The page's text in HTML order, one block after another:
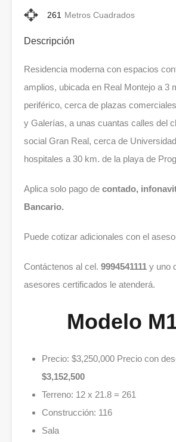
261 Metros Cuadrados
Descripción
Residencia moderna con espacios
amplios, ubicada en Real Montejo a 3
periférico, cerca de plazas
y Galerías, a unas cuantas calles del
social Gran Real, cerca de
hospitales a 30 km. de la playa de
Aplica solo pago de contado,
Bancario.
Puede cotizar adicionales con el
Contáctenos al cel. 9994541111 y uno
asesores certificados le atenderá.
Modelo
Precio: $3,250,000 Precio con
$3,152,500
Terreno: 12 x 21.8 = 261
Construcción: 116
Sala